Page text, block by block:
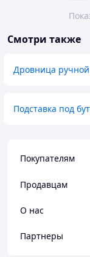
Смотри также
Дровница
Подставка под
Покупателям
Продавцам
О нас
Партнеры